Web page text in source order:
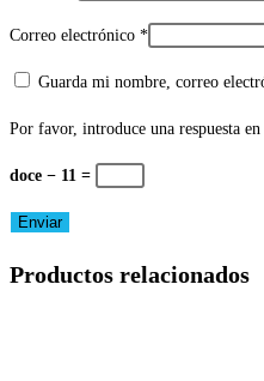
Correo electrónico *
Guarda mi nombre, correo
Por favor, introduce una respuesta
doce − 11 =
Productos relacionados